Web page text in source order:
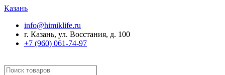
Казань
info@himiklife.ru
г. Казань, ул. Восстания, д. 100
+7 (960) 061-74-97